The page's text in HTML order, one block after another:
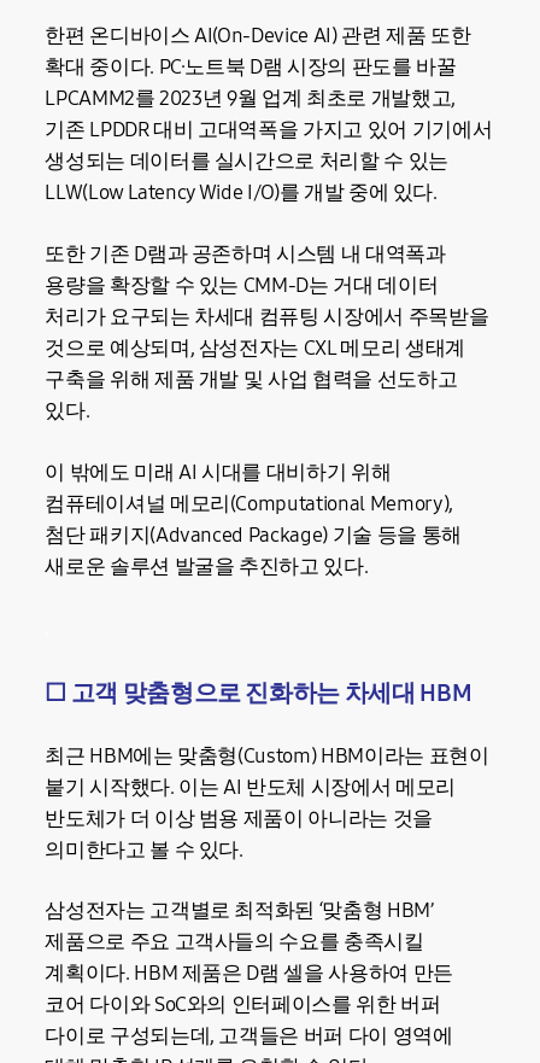
한편 온디바이스 AI(On-Device AI) 관련 제품 또한
확대 중이다. PC·노트북 D램 시장의 판도를 바꿀
LPCAMM2를 2023년 9월 업계 최초로 개발했고,
기존 LPDDR 대비 고대역폭을 가지고 있어 기기에서
생성되는 데이터를 실시간으로 처리할 수 있는
LLW(Low Latency Wide I/O)를 개발 중에 있다.
또한 기존 D램과 공존하며 시스템 내 대역폭과
용량을 확장할 수 있는 CMM-D는 거대 데이터
처리가 요구되는 차세대 컴퓨팅 시장에서 주목받을
것으로 예상되며, 삼성전자는 CXL 메모리 생태계
구축을 위해 제품 개발 및 사업 협력을 선도하고
있다.
이 밖에도 미래 AI 시대를 대비하기 위해
컴퓨테이셔널 메모리(Computational Memory),
첨단 패키지(Advanced Package) 기술 등을 통해
새로운 솔루션 발굴을 추진하고 있다.
☐ 고객 맞춤형으로 진화하는 차세대 HBM
최근 HBM에는 맞춤형(Custom) HBM이라는 표현이
붙기 시작했다. 이는 AI 반도체 시장에서 메모리
반도체가 더 이상 범용 제품이 아니라는 것을
의미한다고 볼 수 있다.
삼성전자는 고객별로 최적화된 ‘맞춤형 HBM’
제품으로 주요 고객사들의 수요를 충족시킬
계획이다. HBM 제품은 D램 셀을 사용하여 만든
코어 다이와 SoC와의 인터페이스를 위한 버퍼
다이로 구성되는데, 고객들은 버퍼 다이 영역에